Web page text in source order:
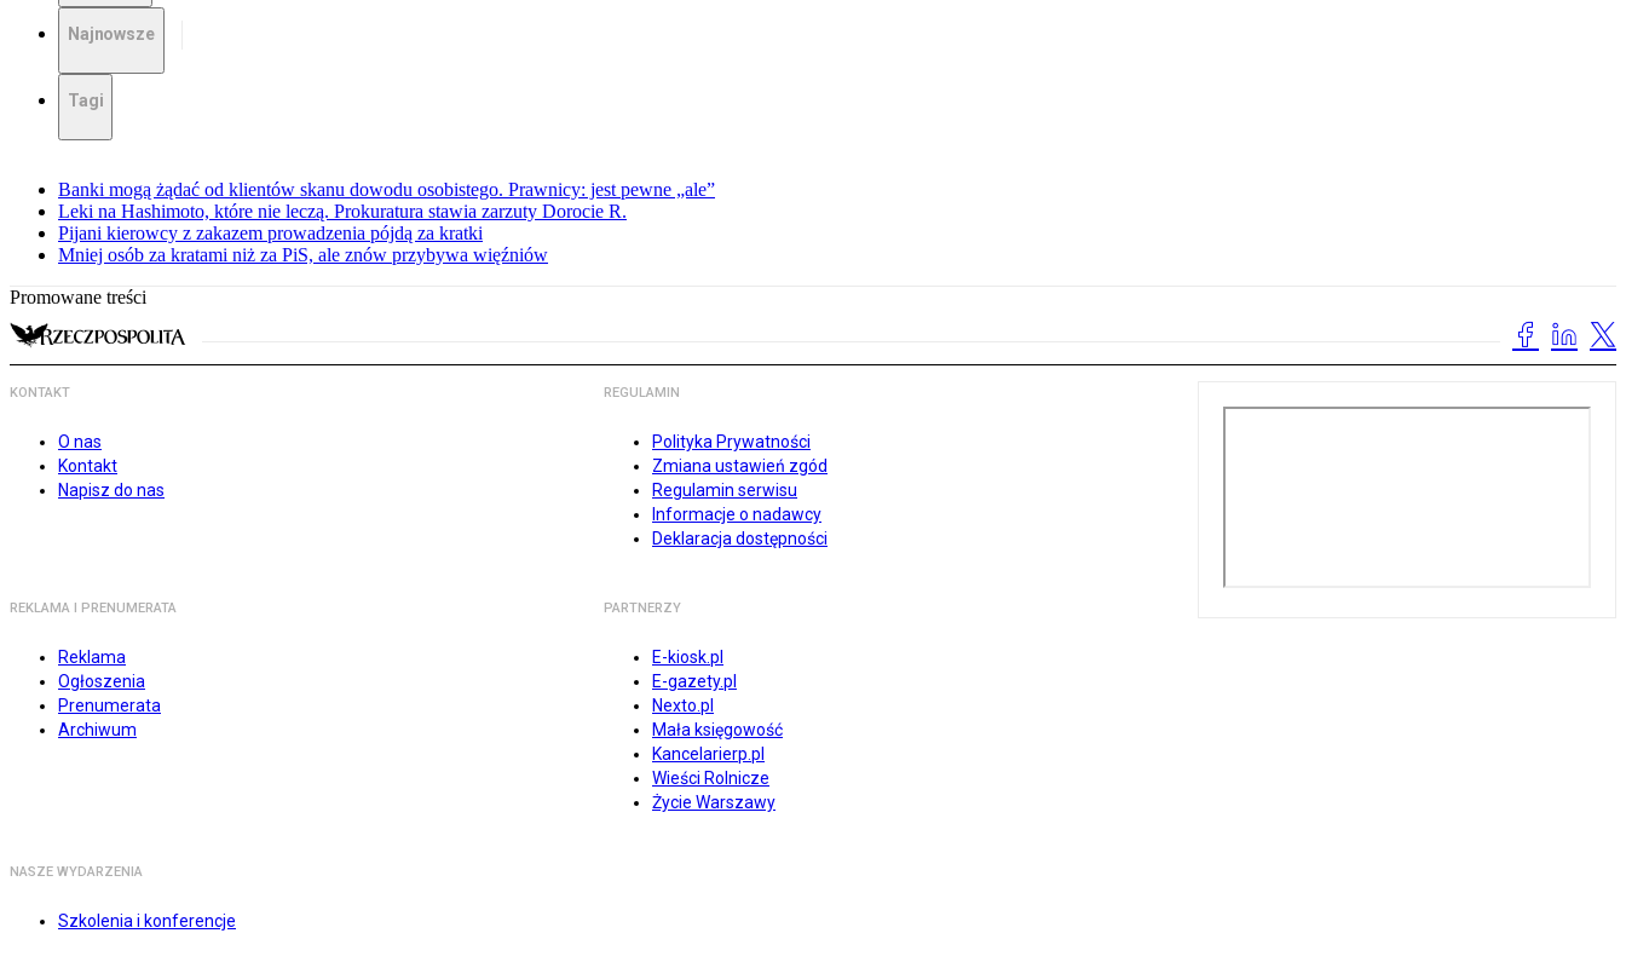
Najnowsze
Tagi
Banki mogą żądać od klientów skanu dowodu osobistego. Prawnicy: jest pewne „ale”
Leki na Hashimoto, które nie leczą. Prokuratura stawia zarzuty Dorocie R.
Pijani kierowcy z zakazem prowadzenia pójdą za kratki
Mniej osób za kratami niż za PiS, ale znów przybywa więźniów
Promowane treści
KONTAKT
O nas
Kontakt
Napisz do nas
REGULAMIN
Polityka Prywatności
Zmiana ustawień zgód
Regulamin serwisu
Informacje o nadawcy
Deklaracja dostępności
REKLAMA I PRENUMERATA
Reklama
Ogłoszenia
Prenumerata
Archiwum
PARTNERZY
E-kiosk.pl
E-gazety.pl
Nexto.pl
Mała księgowość
Kancelarierp.pl
Wieści Rolnicze
Życie Warszawy
NASZE WYDARZENIA
Szkolenia i konferencje